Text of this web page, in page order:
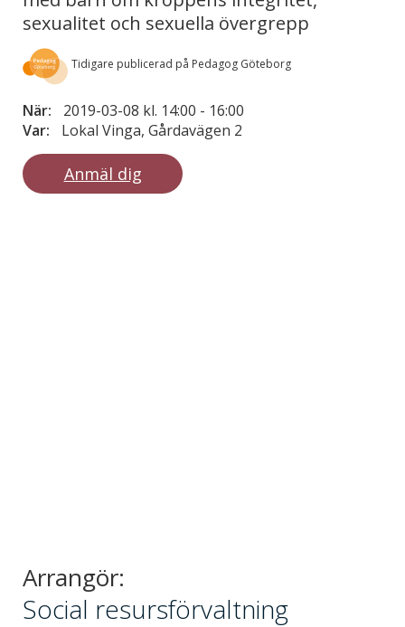
sexualitet och sexuella övergrepp
Tidigare publicerad på Pedagog Göteborg
När: 2019-03-08 kl. 14:00 - 16:00
Var:
Lokal Vinga, Gårdavägen 2
Anmäl dig
Arrangör:
Social resursförvaltning